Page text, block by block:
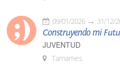
09/01/2026 31/12/
Construyendo mi
JUVENTUD
Tamames